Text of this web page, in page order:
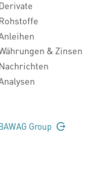
& Zinsen
Group